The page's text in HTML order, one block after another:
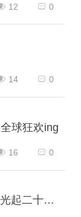
0
12
0
14
球狂欢ing
0
16
JUZUI玖姿25周年大秀「循光新生」光起二十五载，共启新生优雅